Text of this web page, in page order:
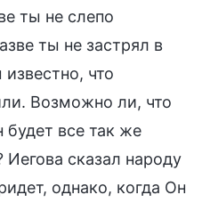
ты не слепо
ты не застрял в
что
Возможно ли, что
будет все так же
сказал народу
однако, когда Он